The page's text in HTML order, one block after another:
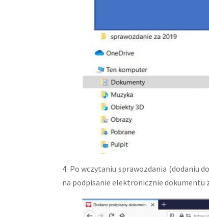
4. Po wczytaniu sprawozdania (dodaniu
na podpisanie elektronicznie dokumentu